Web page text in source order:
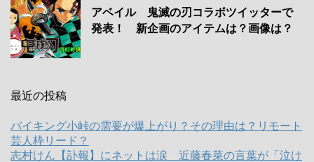
アベイル 鬼滅の刃コラボツイッターで
発表！ 新企画のアイテムは？画像は？
最近の投稿
バイキング小峠の需要が爆上がり？その理由は？リモート
芸人枠リード？
志村けん【訃報】にネットは涙 近藤春菜の言葉が「泣け